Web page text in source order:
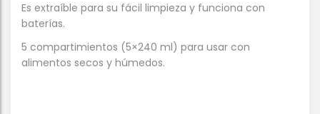
Es extraíble para su fácil limpieza y funciona con
baterías.
5 compartimientos (5×240 ml) para usar con
alimentos secos y húmedos.